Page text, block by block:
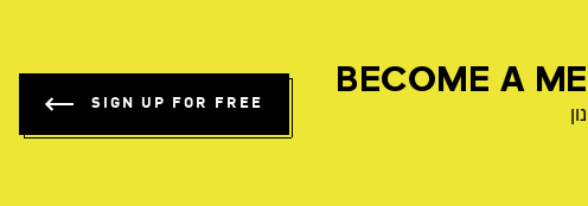
BECOME A
SIGN UP FOR FREE